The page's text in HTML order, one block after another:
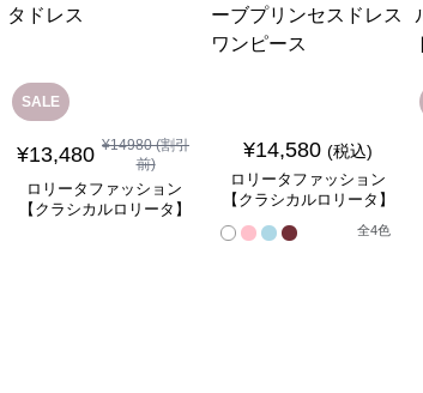
SALE
¥13,480 ¥14980(割引
前)
ロリータファッション
【クラシカルロリータ】
¥14,580 (税込)
ロリータファッション
【クラシカルロリータ】
ベルフレアスリーブプリ
ンセスドレスワンピース
全4色